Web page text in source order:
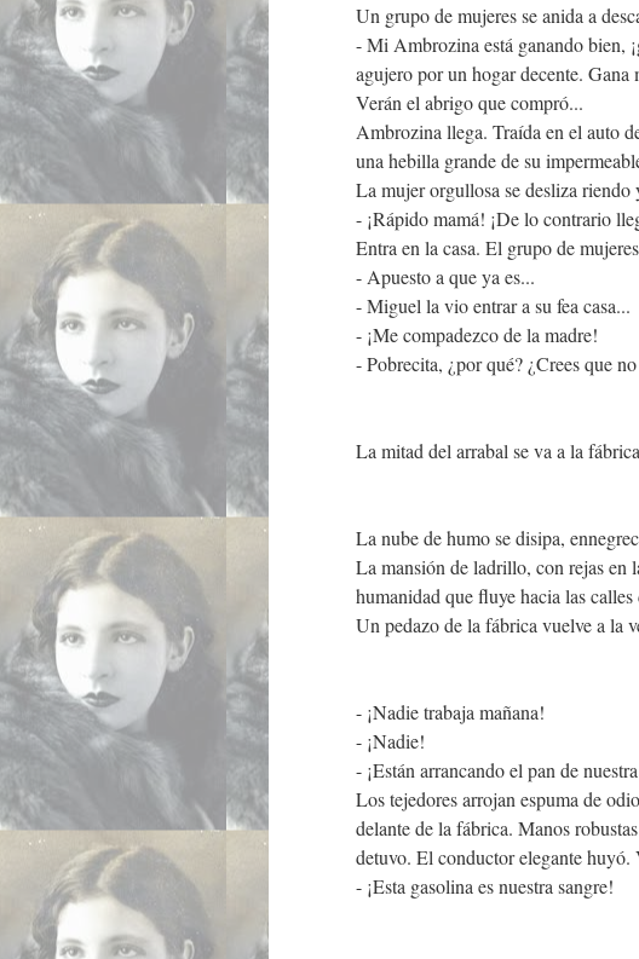
Un grupo de mujeres se anida a
- Mi Ambrozina está ganando bien,
agujero por un hogar decente. Gana
Verán el abrigo que compró...
Ambrozina llega. Traída en el auto
una hebilla grande de su
La mujer orgullosa se desliza riendo
- ¡Rápido mamá! ¡De lo contrario
Entra en la casa. El grupo de
- Apuesto a que ya es...
- Miguel la vio entrar a su fea casa...
- ¡Me compadezco de la madre!
- Pobrecita, ¿por qué? ¿Crees que
La mitad del arrabal se va a la
La nube de humo se disipa,
La mansión de ladrillo, con rejas en
humanidad que fluye hacia las calles
Un pedazo de la fábrica vuelve a la
- ¡Nadie trabaja mañana!
- ¡Nadie!
- ¡Están arrancando el pan de
Los tejedores arrojan espuma de
delante de la fábrica. Manos
detuvo. El conductor elegante huyó.
- ¡Esta gasolina es nuestra sangre!